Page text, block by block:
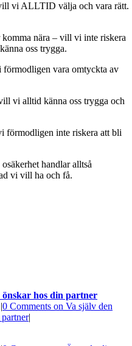
vi ALLTID välja och vara rätt.
nära – vill vi inte riskera
oss trygga.
vara omtyckta av
vi alltid känna oss trygga och
förmodligen inte riskera att bli
handlar alltså
vi vill ha och få.
hos din partner
|0 Comments on Va själv den
|